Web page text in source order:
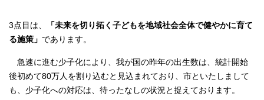
3点目は、
「未来を切り拓く子どもを地域社会全体で健やかに育て
る施策」 であります。
急速に進む少子化により、我が国の昨年の出生数は、統計開始
後初めて80万人を割り込むと見込まれており、市といたしまして
も、少子化への対応は、待ったなしの状況と捉えております。